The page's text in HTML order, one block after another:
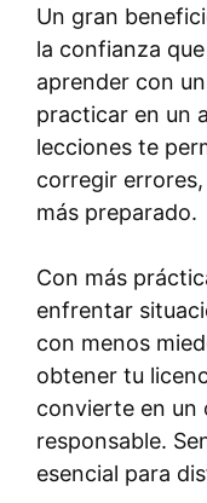
Un gran
la confianza
aprender con
practicar en un
lecciones te
corregir
más preparado.
Con más
enfrentar
con menos
obtener tu
convierte en un
responsable.
esencial para